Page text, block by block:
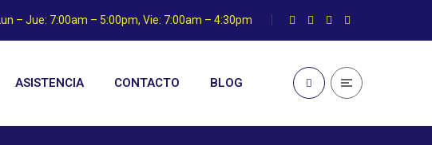
Lun – Jue: 7:00am – 5:00pm, Vie: 7:00am – 4:30pm
ASISTENCIA CONTACTO BLOG